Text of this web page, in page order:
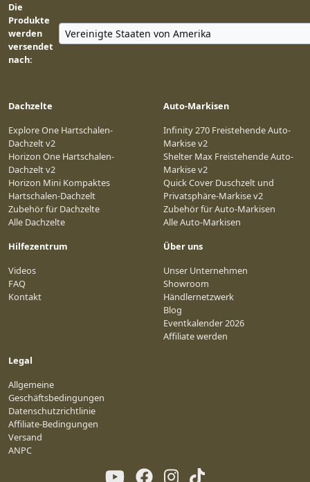
Die
Produkte
werden
versendet
nach:
Dachzelte
Explore One Hartschalen-
Dachzelt v2
Horizon One Hartschalen-
Dachzelt v2
Horizon Mini Kompaktes
Hartschalen-Dachzelt
Zubehör für Dachzelte
Alle Dachzelte
Auto-Markisen
Infinity 270 Freistehende Auto-
Markise v2
Shelter Max Freistehende Auto-
Markise v2
Quick Cover Duschzelt und
Privatsphäre-Markise v2
Zubehör für Auto-Markisen
Alle Auto-Markisen
Hilfezentrum
Videos
FAQ
Kontakt
Über uns
Unser Unternehmen
Showroom
Händlernetzwerk
Blog
Eventkalender 2026
Affiliate werden
Legal
Allgemeine
Geschäftsbedingungen
Datenschutzrichtlinie
Affiliate-Bedingungen
Versand
ANPC